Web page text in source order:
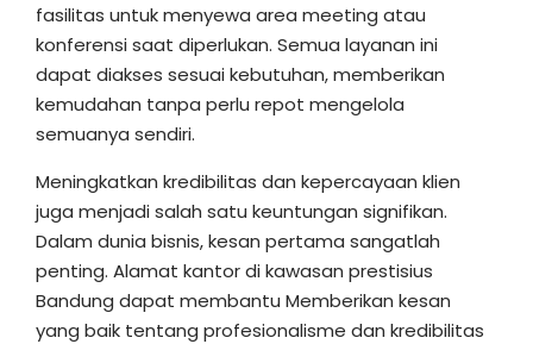
fasilitas untuk menyewa area meeting atau
konferensi saat diperlukan. Semua layanan ini
dapat diakses sesuai kebutuhan, memberikan
kemudahan tanpa perlu repot mengelola
semuanya sendiri.
Meningkatkan kredibilitas dan kepercayaan klien
juga menjadi salah satu keuntungan signifikan.
Dalam dunia bisnis, kesan pertama sangatlah
penting. Alamat kantor di kawasan prestisius
Bandung dapat membantu Memberikan kesan
yang baik tentang profesionalisme dan kredibilitas